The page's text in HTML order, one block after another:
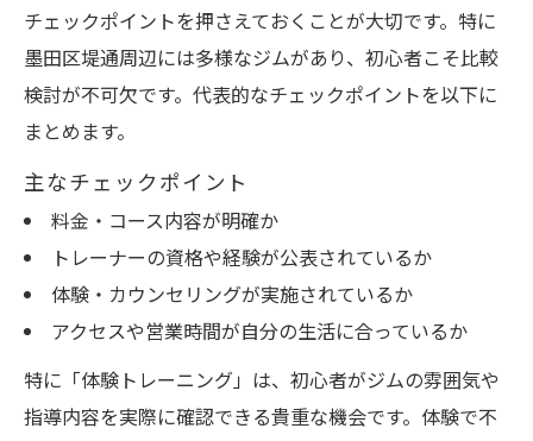
のポイント
パーソナルジムで継続率が高い施設の特徴
とは
墨田区運動施設との違いを活かした選択基
準
通いやすさ重視で選ぶパーソナルジム体験記
パーソナルジムの通いやすさが継続の鍵に
なる理由
駅近やアクセス便利なパーソナルジムの魅
力解説
予約変更が柔軟なパーソナルジムの実体験
チェックポイントを押さえておくことが大切です。特に
墨田区堤通周辺には多様なジムがあり、初心者こそ比較
検討が不可欠です。代表的なチェックポイントを以下に
まとめます。
主なチェックポイント
料金・コース内容が明確か
トレーナーの資格や経験が公表されているか
体験・カウンセリングが実施されているか
アクセスや営業時間が自分の生活に合っているか
特に「体験トレーニング」は、初心者がジムの雰囲気や
指導内容を実際に確認できる貴重な機会です。体験で不